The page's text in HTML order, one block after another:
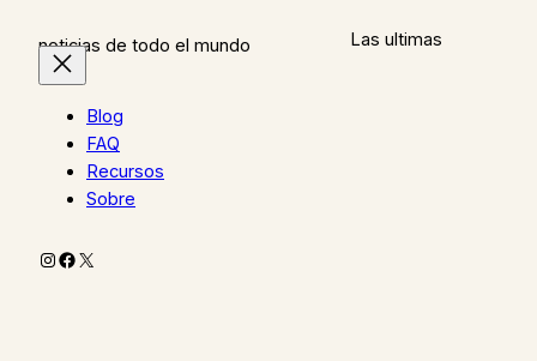
Las ultimas
noticias de todo el mundo
Blog
FAQ
Recursos
Sobre
Instagram
Facebook
X